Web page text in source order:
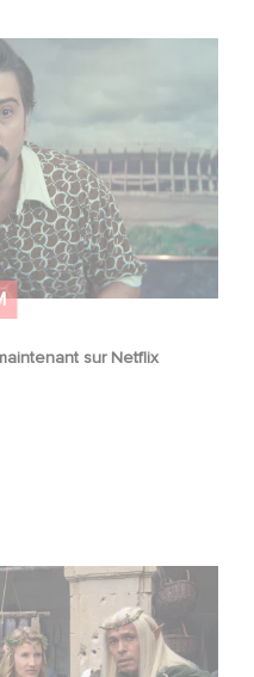
sur Netflix
maintenant sur Netflix
d'Eric Judor